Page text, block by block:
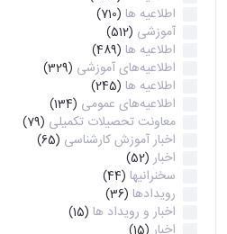
اطلاعیه ها (710)
آموزشی (512)
اطلاعیه ها (489)
اطلاعیه‌های‌ آموزشی (329)
اطلاعیه ها (245)
اطلاعیه‌های عمومی (134)
معاونت تحصیلات تکمیلی (79)
اخبار آموزش کارشناسی (65)
اخبار (52)
سخنرانیها (44)
رویدادها (36)
اخبار و رویداد ها (15)